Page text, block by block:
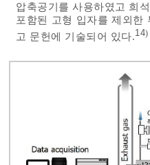
압축공기를 사용하였고 희
포함된 고형 입자를 제외한
고 문헌에 기술되어 있다.14)